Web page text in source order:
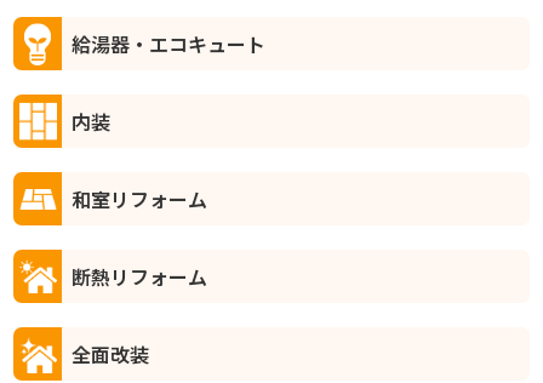
給湯器・エコキュート
内装
和室リフォーム
断熱リフォーム
全面改装